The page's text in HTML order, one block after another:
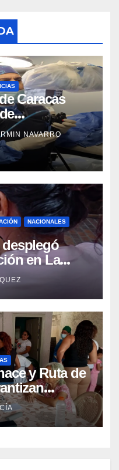
Caracas
para
de pacientes
NAVARRO
NACIONALES
en La
protección
y Ruta de
en